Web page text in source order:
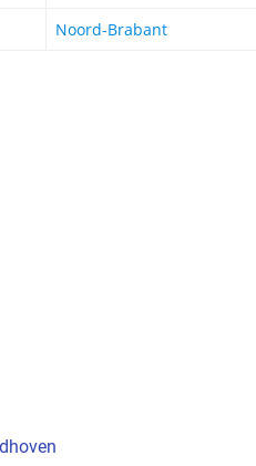
Noord-Brabant